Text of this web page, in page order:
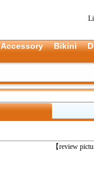
Accessory Bikini
【review
上一张